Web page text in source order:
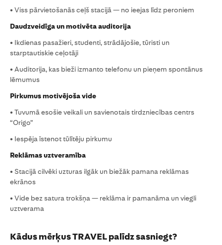
• Viss pārvietošanās ceļš stacijā — no ieejas līdz peroniem
Daudzveidīga un motivēta auditorija
• Ikdienas pasažieri, studenti, strādājošie, tūristi un
starptautiskie ceļotāji
• Auditorija, kas bieži izmanto telefonu un pieņem spontānus
lēmumus
Pirkumus motivējoša vide
• Tuvumā esošie veikali un savienotais tirdzniecības centrs
“Origo”
• Iespēja īstenot tūlītēju pirkumu
Reklāmas uztveramība
• Stacijā cilvēki uzturas ilgāk un biežāk pamana reklāmas
ekrānos
• Vide bez satura trokšņa — reklāma ir pamanāma un viegli
uztverama
Kādus mērķus TRAVEL palīdz sasniegt?